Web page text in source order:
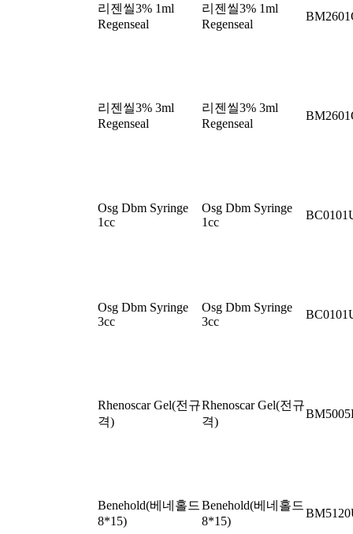
리젠씰3% 1ml
Regenseal
리젠씰3% 1ml
Regenseal
리젠씰3% 3ml
Regenseal
리젠씰3% 3ml
Regenseal
Osg Dbm Syringe
1cc
Osg Dbm Syringe
1cc
Osg Dbm Syringe
3cc
Osg Dbm Syringe
3cc
Rhenoscar Gel(전규
격)
Rhenoscar Gel(전규
격)
Benehold(베네홀드
8*15)
Benehold(베네홀드
8*15)